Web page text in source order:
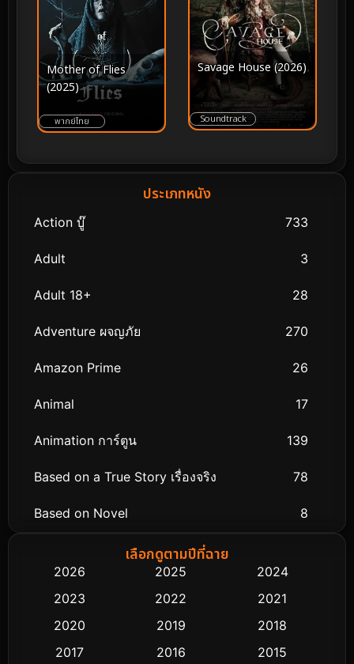
Mother of Flies
(2025)
พากย์ไทย
Savage House (2026)
Soundtrack
ประเภทหนัง
Action บู๊ 733
Adult 3
Adult 18+ 28
Adventure ผจญภัย 270
Amazon Prime 26
Animal 17
Animation การ์ตูน 139
Based on a True Story เรื่องจริง 78
Based on Novel 8
Biography ชีวิตจริง
Classic หนังคลาสสิก
Comedy ตลก 428
เลือกดูตามปีที่ฉาย
2026 2025
2024
2023
2022
2021
2020
2019
2018
2017
2016
2015